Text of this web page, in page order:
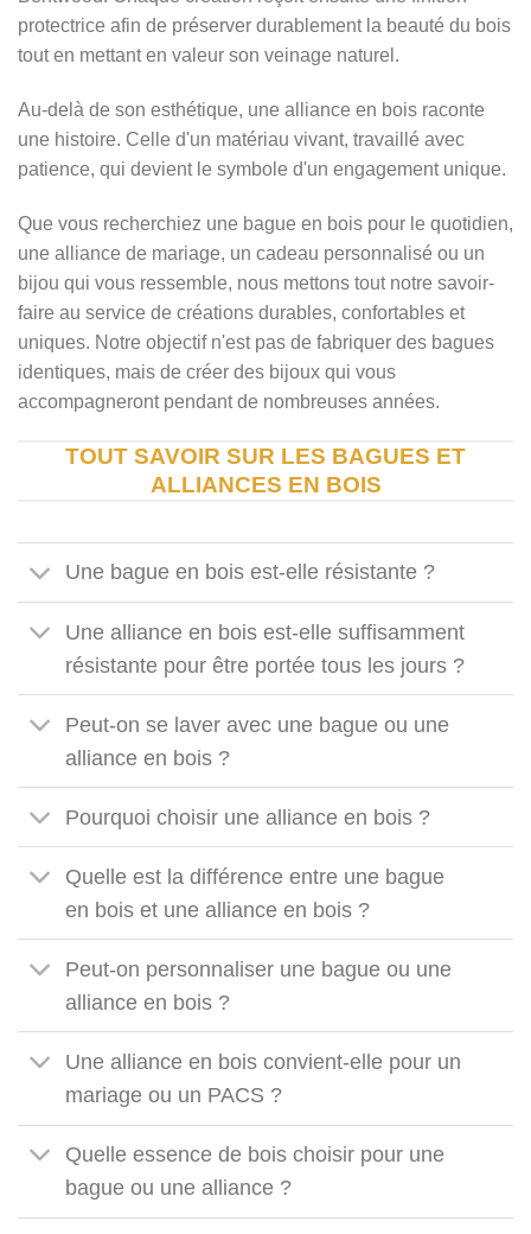
protectrice afin de préserver durablement la beauté du bois
tout en mettant en valeur son veinage naturel.
Au-delà de son esthétique, une alliance en bois raconte
une histoire. Celle d'un matériau vivant, travaillé avec
patience, qui devient le symbole d'un engagement unique.
Que vous recherchiez une bague en bois pour le quotidien,
une alliance de mariage, un cadeau personnalisé ou un
bijou qui vous ressemble, nous mettons tout notre savoir-
faire au service de créations durables, confortables et
uniques. Notre objectif n'est pas de fabriquer des bagues
identiques, mais de créer des bijoux qui vous
accompagneront pendant de nombreuses années.
TOUT SAVOIR SUR LES BAGUES ET
ALLIANCES EN BOIS
Une bague en bois est-elle résistante ?
Une alliance en bois est-elle suffisamment
résistante pour être portée tous les jours ?
Peut-on se laver avec une bague ou une
alliance en bois ?
Pourquoi choisir une alliance en bois ?
Quelle est la différence entre une bague
en bois et une alliance en bois ?
Peut-on personnaliser une bague ou une
alliance en bois ?
Une alliance en bois convient-elle pour un
mariage ou un PACS ?
Quelle essence de bois choisir pour une
bague ou une alliance ?